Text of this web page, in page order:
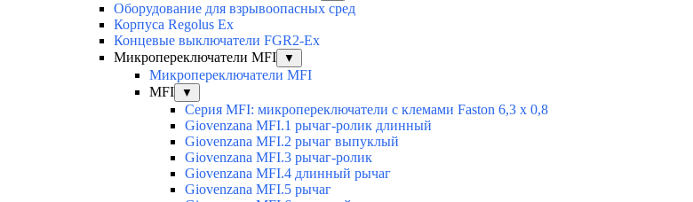
Оборудование для взрывоопасных сред
Корпуса Regolus Ex
Концевые выключатели FGR2-Ex
Микропереключатели MFI
▼
Микропереключатели MFI
MFI
▼
Серия MFI: микропереключатели с клемами Faston 6,3 x 0,8
Giovenzana MFI.1 рычаг-ролик длинный
Giovenzana MFI.2 рычаг выпуклый
Giovenzana MFI.3 рычаг-ролик
Giovenzana MFI.4 длинный рычаг
Giovenzana MFI.5 рычаг